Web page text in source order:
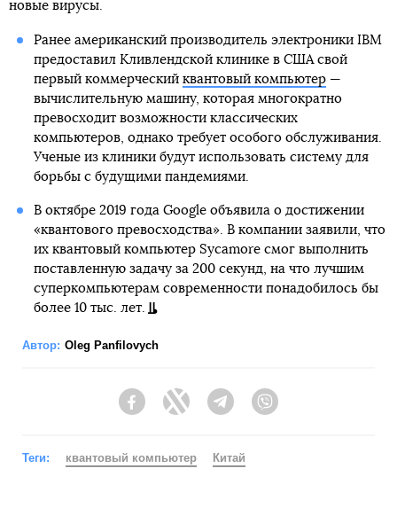
новые вирусы.
Ранее американский производитель электроники IBM
предоставил Кливлендской клинике в США свой
первый коммерческий квантовый компьютер—
вычислительную машину, которая многократно
превосходит возможности классических
компьютеров, однако требует особого обслуживания.
Ученые из клиники будут использовать систему для
борьбы с будущими пандемиями.
В октябре 2019 года Google объявила о достижении
«квантового превосходства». В компании заявили, что
их квантовый компьютер Sycamore смог выполнить
поставленную задачу за 200 секунд, на что лучшим
суперкомпьютерам современности понадобилось бы
более 10 тыс. лет.
Автор: Oleg Panfilovych
FacebookTwitter Telegram
Теги: квантовый компьютер Китай